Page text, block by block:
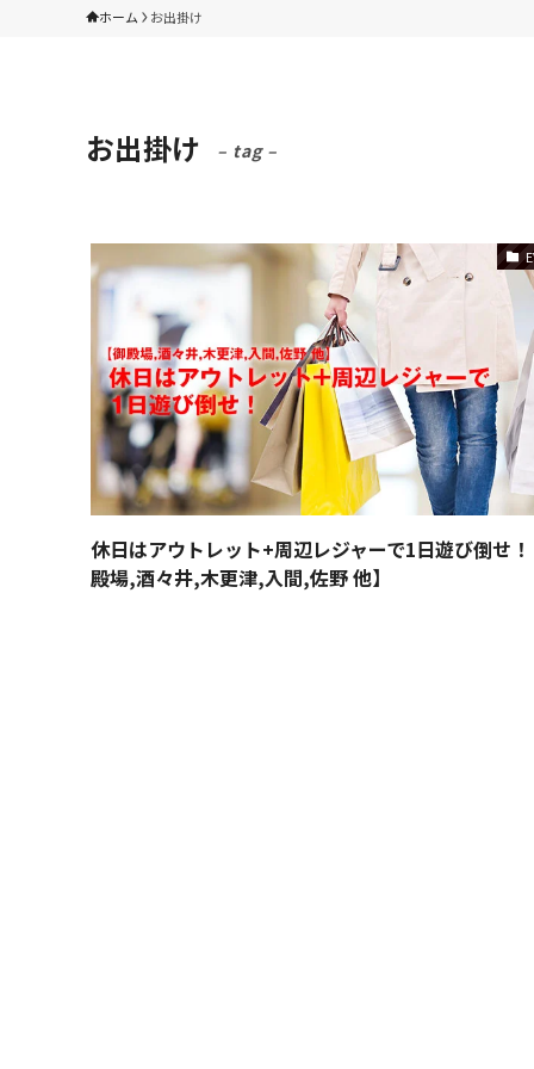
ホーム お出掛け
お出掛け – tag –
休日はアウトレット+周辺レジャーで1日遊び倒せ
殿場,酒々井,木更津,入間,佐野 他】